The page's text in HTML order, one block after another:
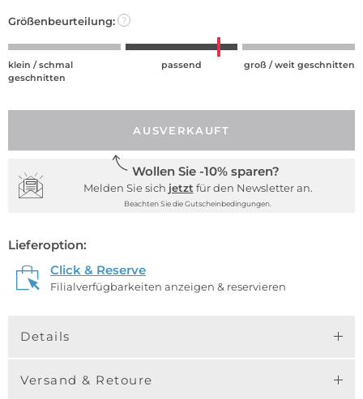
Größenbeurteilung: ?
klein / schmal
geschnitten
passend groß / weit geschnitten
AUSVERKAUFT
Wollen Sie -10% sparen?
Melden Sie sich jetzt für den Newsletter an.
Beachten Sie die Gutscheinbedingungen.
Lieferoption:
Click & Reserve
Filialverfügbarkeiten anzeigen & reservieren
Details
Versand & Retoure